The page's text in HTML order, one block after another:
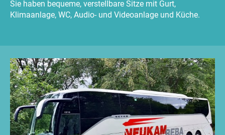
Sie haben bequeme, verstellbare Sitze mit Gurt,
Klimaanlage, WC, Audio- und Videoanlage und Küche.